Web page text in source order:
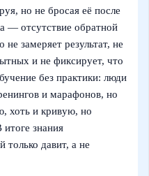
но не бросая её после
— отсутствие обратной
не замеряет результат, не
и не фиксирует, что
без практики: люди
и марафонов, но
хоть и кривую, но
знания
только давит, а не